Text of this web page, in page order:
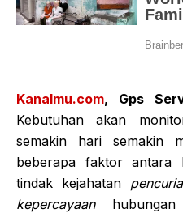
Kanalmu.com, Gps
Kebutuhan akan
semakin hari semakin
beberapa faktor antara
tindak kejahatan
kepercayaanhubungan